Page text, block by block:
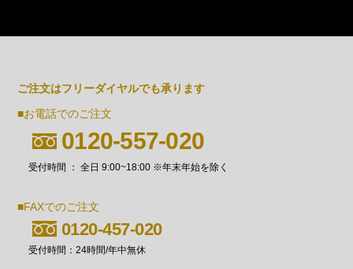
ご注文はフリーダイヤルでも承ります
■お電話でのご注文
0120-557-020
受付時間 ： 全日 9:00~18:00 ※年末年始を除く
■FAXでのご注文
0120-457-020
受付時間：24時間/年中無休